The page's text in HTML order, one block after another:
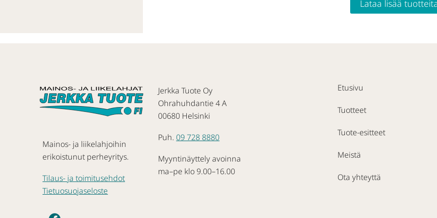
Lataa lisää
Mainos- ja liikelahjoihin
erikoistunut perheyritys.
Tilaus- ja toimitusehdot
Tietuosuojaseloste
Jerkka Tuote Oy
Ohrahuhdantie 4 A
00680 Helsinki
Puh. 09 728 8880
Myyntinäyttely avoinna
ma–pe klo 9.00–16.00
Etusivu
Tuotteet
Tuote-esitteet
Meistä
Ota yhteyttä